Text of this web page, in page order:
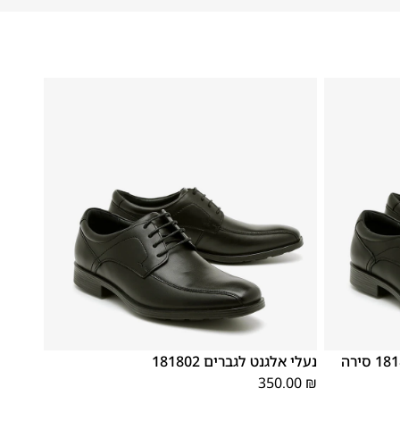
נעלי אלגנט לגברים קומפורט 181806 סירה
נעלי אלגנט לגברים 181802
350.00 ₪